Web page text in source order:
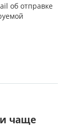
об отправке
чаще